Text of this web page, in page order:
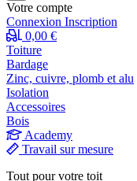
Votre compte
Connexion Inscription
0,00 €
Toiture
Bardage
Zinc, cuivre, plomb et alu
Isolation
Accessoires
Bois
Academy
Travail sur mesure
Tout pour votre toit